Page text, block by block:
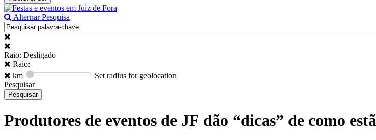
Alternar Pesquisa
Raio: Desligado
Raio:
km
Set radius for geolocation
Pesquisar
Produtores de eventos de JF dão “dicas” de como